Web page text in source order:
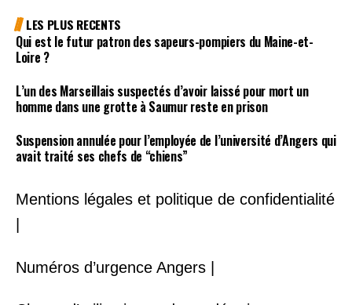
LES PLUS RECENTS
Qui est le futur patron des sapeurs-pompiers du Maine-et-
Loire ?
L’un des Marseillais suspectés d’avoir laissé pour mort un
homme dans une grotte à Saumur reste en prison
Suspension annulée pour l’employée de l’université d’Angers qui
avait traité ses chefs de “chiens”
Mentions légales et politique de confidentialité
Numéros d’urgence Angers |